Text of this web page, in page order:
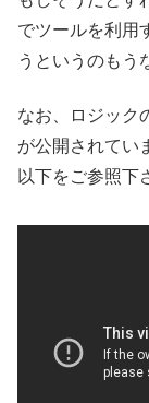
でツールを利用
うというのもう
なお、ロジック
が公開されてい
以下をご参照下